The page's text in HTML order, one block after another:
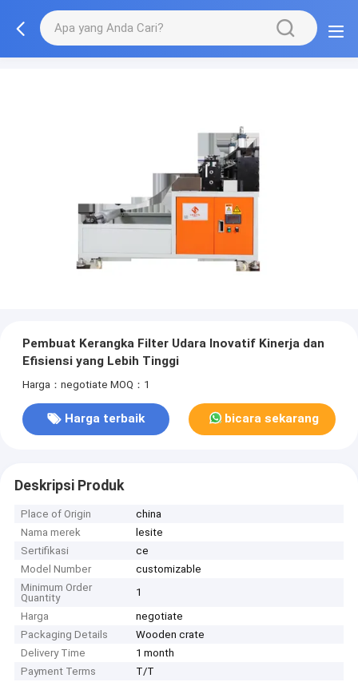
Pembuat Kerangka Filter Udara Inovatif Kinerja dan
Efisiensi yang Lebih Tinggi
Harga：negotiate MOQ：1
Harga terbaik bicara sekarang
Deskripsi Produk
Place of Origin
china
Nama merek
lesite
Sertifikasi
ce
Model Number
customizable
Minimum Order
Quantity
1
Harga
negotiate
Packaging Details
Wooden crate
Delivery Time
1 month
Payment Terms
T/T